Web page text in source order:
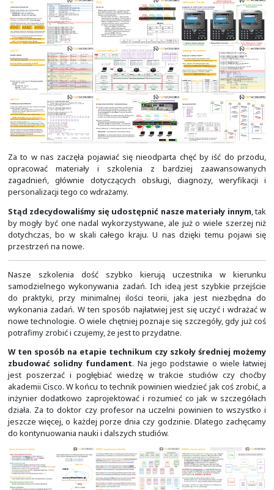
opracowanych przez nas materiałów 161 uczestników z
Duża większość z nich brała udział w więcej niż
Łącznie poprowadziliśmy w tym okresie 690-godzin
bezpłatnych szkoleń. Przez koleje lata 2021-2023 z
samych materiałów prowadziliśmy trzy różne
Informatyki i Telekomunikacji Politechniki Krakowskiej.
otrzymujemy zapytania związane z chęcią
szkoleniach.
Zresztą,Cisco IOS to dla sieciowca klasyka nad
Za to w nas zaczęła pojawiać się nieodparta chęć by
opracować materiały i szkolenia z bardziej
zagadnień, głównie dotyczących obsługi,
personalizacji tego co wdrażamy.
Stąd zdecydowaliśmy się udostępnić nasze
by mogły być one nadal wykorzystywane, ale już o
dotychczas, bo w skali całego kraju. U nas dzięki
przestrzeń na nowe.